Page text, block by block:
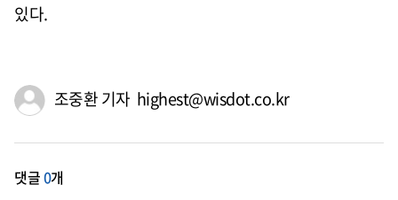
있다.
조중환 기자 highest@wisdot.co.kr
댓글0개